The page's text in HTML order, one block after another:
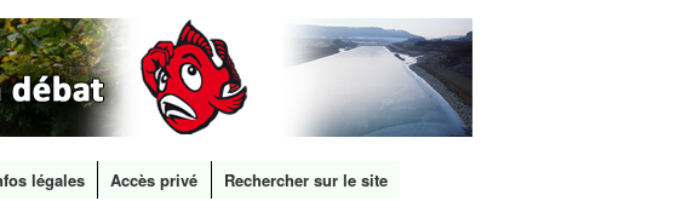
légales Accès privé Rechercher sur le site